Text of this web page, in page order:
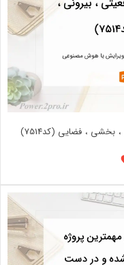
بخشی ، فضایی (کد7514)